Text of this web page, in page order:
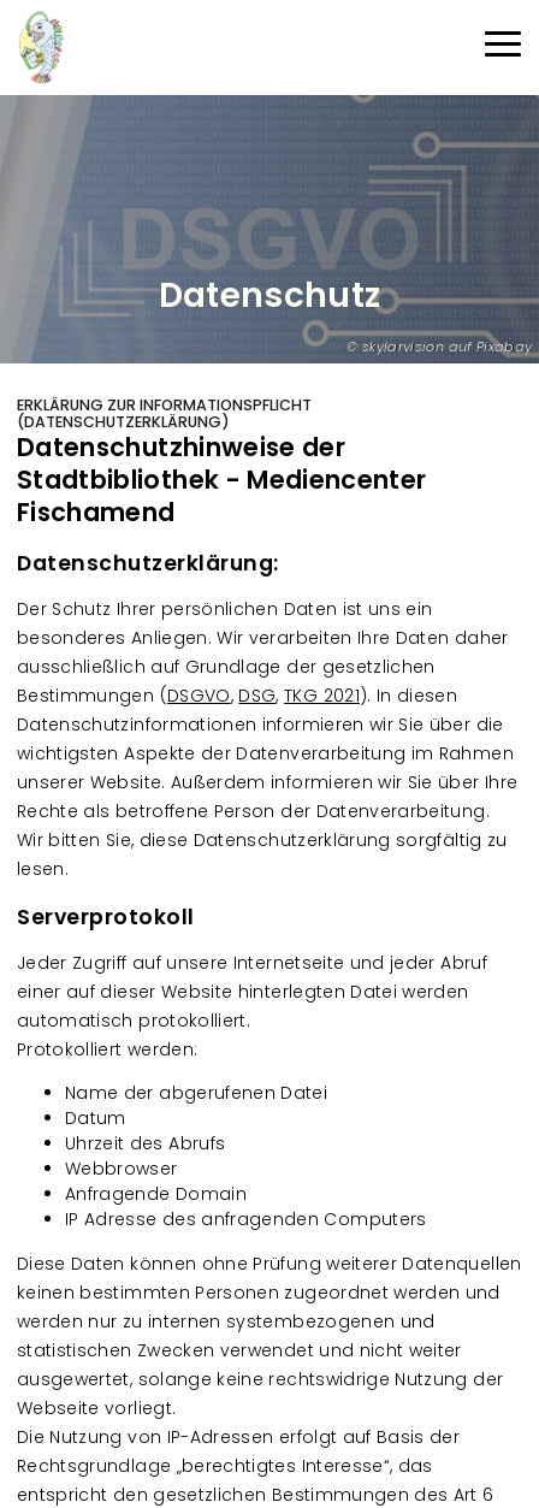
skylarvision auf Pixabay
Datenschutz
ERKLÄRUNG ZUR INFORMATIONSPFLICHT
(DATENSCHUTZERKLÄRUNG)
Datenschutzhinweise der
Stadtbibliothek - Mediencenter
Fischamend
Datenschutzerklärung:
Der Schutz Ihrer persönlichen Daten ist uns ein
besonderes Anliegen. Wir verarbeiten Ihre Daten daher
ausschließlich auf Grundlage der gesetzlichen
Bestimmungen (DSGVO, DSG,TKG 2021). In diesen
Datenschutzinformationen informieren wir Sie über die
wichtigsten Aspekte der Datenverarbeitung im Rahmen
unserer Website. Außerdem informieren wir Sie über Ihre
Rechte als betroffene Person der Datenverarbeitung.
Wir bitten Sie, diese Datenschutzerklärung sorgfältig zu
lesen.
Serverprotokoll
Jeder Zugriff auf unsere Internetseite und jeder Abruf
einer auf dieser Website hinterlegten Datei werden
automatisch protokolliert.
Protokolliert werden:
Name der abgerufenen Datei
Datum
Uhrzeit des Abrufs
Webbrowser
Anfragende Domain
IP Adresse des anfragenden Computers
Diese Daten können ohne Prüfung weiterer Datenquellen
keinen bestimmten Personen zugeordnet werden und
werden nur zu internen systembezogenen und
statistischen Zwecken verwendet und nicht weiter
ausgewertet, solange keine rechtswidrige Nutzung der
Webseite vorliegt.
Die Nutzung von IP-Adressen erfolgt auf Basis der
Rechtsgrundlage „berechtigtes Interesse“, das
entspricht den gesetzlichen Bestimmungen des Art 6